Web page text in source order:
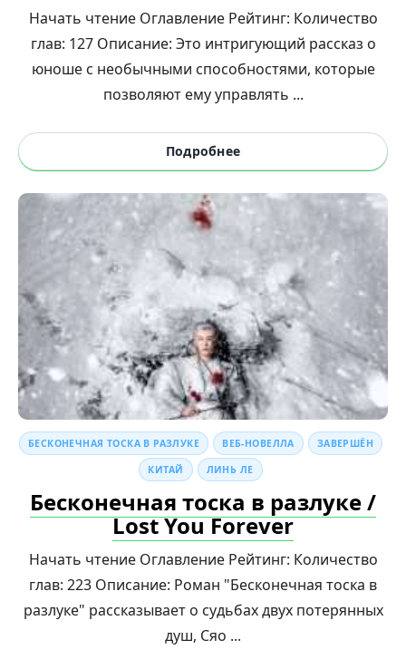
Начать чтение Оглавление Рейтинг: Количество
глав: 127 Описание: Это интригующий рассказ о
юноше с необычными способностями, которые
позволяют ему управлять ...
Подробнее
БЕСКОНЕЧНАЯ ТОСКА В РАЗЛУКЕ ВЕБ-НОВЕЛЛА ЗАВЕРШЁН
КИТАЙ ЛИНЬ ЛЕ
Бесконечная тоска в разлуке /
Lost You Forever
Начать чтение Оглавление Рейтинг: Количество
глав: 223 Описание: Роман "Бесконечная тоска в
разлуке" рассказывает о судьбах двух потерянных
душ, Сяо ...